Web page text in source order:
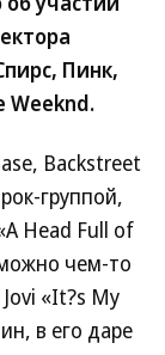
Пинк,
Weeknd.
Backstreet
группой,
Head Full of
чем-то
«It?s My
в его даре